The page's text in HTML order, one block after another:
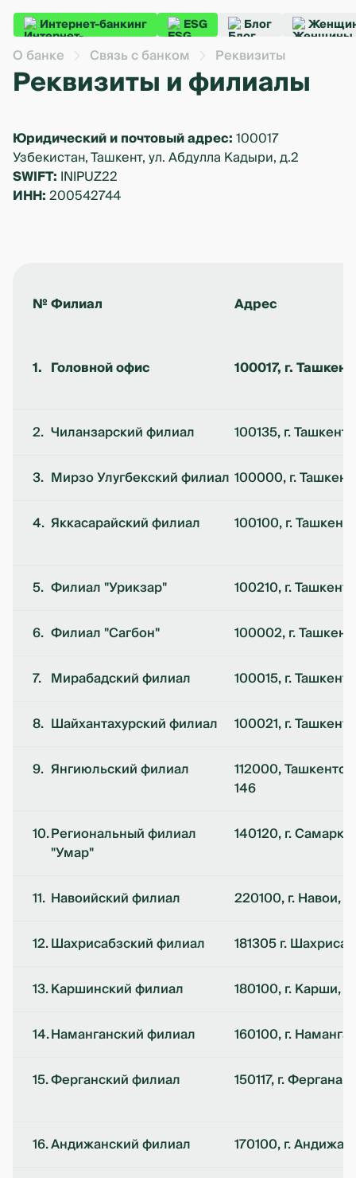
Интернет-банкинг ESG Блог
О банке Связь с банком Реквизиты
Реквизиты и филиалы
Юридический и почтовый адрес:100017
Узбекистан, Ташкент, ул. Абдулла Кадыри, д.2
SWIFT: INIPUZ22
ИНН:200542744
№Филиал Адрес
1. Головной офис 100017, г.
2. Чиланзарский филиал 100135, г.
3. Мирзо Улугбекский филиал 100000, г.
4. Яккасарайский филиал 100100, г.
5. Филиал "Урикзар" 100210, г.
6. Филиал "Сагбон" 100002, г.
7. Мирабадский филиал 100015, г.
8. Шайхантахурский филиал 100021, г.
9. Янгиюльский филиал
112000,
146
10.Региональный филиал
"Умар"
140120, г.
11. Навоийский филиал 220100, г. Навои,
12.Шахрисабзский филиал 181305 г.
13.Каршинский филиал 180100, г. Карши,
14.Наманганский филиал 160100, г.
15.Ферганский филиал 150117, г.
16.Андижанский филиал 170100, г.